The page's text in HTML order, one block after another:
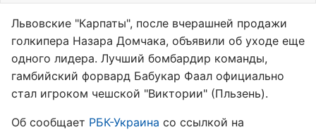
Львовские "Карпаты", после вчерашней продажи
голкипера Назара Домчака, объявили об уходе еще
одного лидера. Лучший бомбардир команды,
гамбийский форвард Бабукар Фаал официально
стал игроком чешской "Виктории" (Пльзень).
Об сообщает РБК-Украина со ссылкой на